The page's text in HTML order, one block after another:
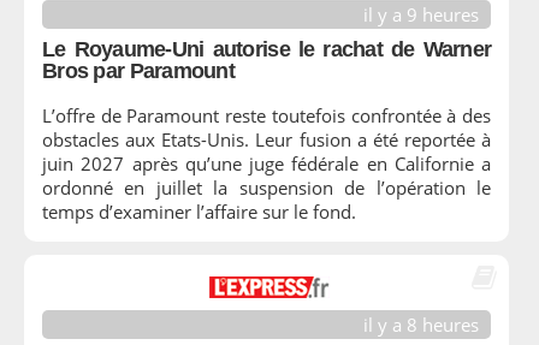
il y a 9 heures
Le Royaume-Uni autorise le rachat de Warner
Bros par Paramount
L’offre de Paramount reste toutefois confrontée à des
obstacles aux Etats-Unis. Leur fusion a été reportée à
juin 2027 après qu’une juge fédérale en Californie a
ordonné en juillet la suspension de l’opération le
temps d’examiner l’affaire sur le fond.
il y a 8 heures